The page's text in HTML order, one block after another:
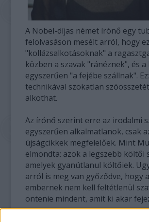
A Nobel-díjas német írónő egy
felolvasáson mesélt arról, hogy
"kollázsalkotásoknak" a
közben a szavak "ránéznek", és a
egyszerűen "a fejébe szállnak".
technikával szokatlan
alkothat.
Az írónő szerint erre az irodalmi
egyszerűen alkalmatlanok, csak
újságcikkek megfelelőek. Mint
elmondta: azok a legszebb költői
amelyek gyanútlanul költőiek.
arról is meg van győződve, hogy
embernek nem kell feltétlenül
öntenie mindent, amit ki akar